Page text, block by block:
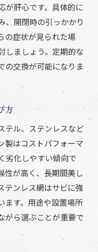
が肝心です。具体的に
、開閉時の引っかかり
の症状が見られた場
しましょう。定期的な
の交換が可能になりま
方
テル、ステンレスなど
製はコストパフォーマ
劣化しやすい傾向で
性が高く、長期間美し
テンレス網はサビに強
ます。用途や設置場所
がら選ぶことが重要で